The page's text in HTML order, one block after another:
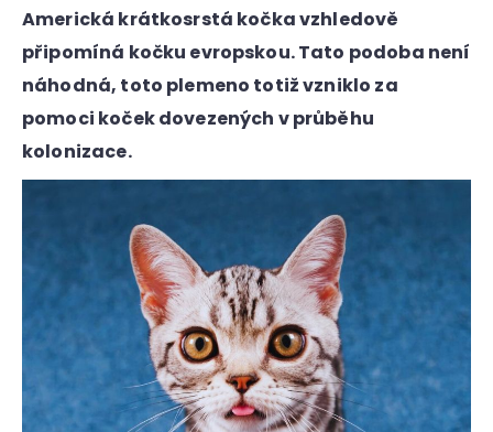
Americká krátkosrstá kočka vzhledově
připomíná kočku evropskou. Tato podoba není
náhodná, toto plemeno totiž vzniklo za
pomoci koček dovezených v průběhu
kolonizace.
b
u
j
e
t
e
n